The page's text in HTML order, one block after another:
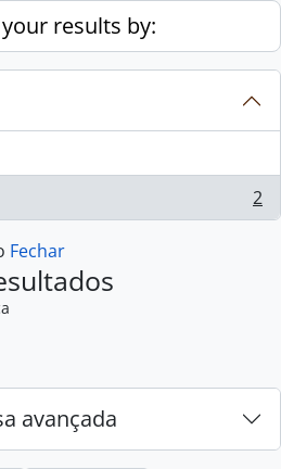
results by:
2
Fechar
avançada